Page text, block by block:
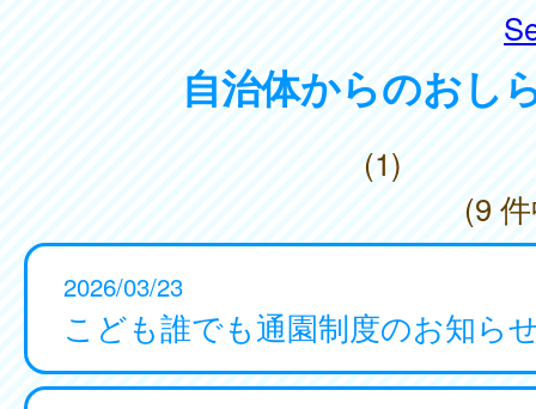
自治体からのおし
(1)
(9
2026/03/23
こども誰でも通園制度のお知ら